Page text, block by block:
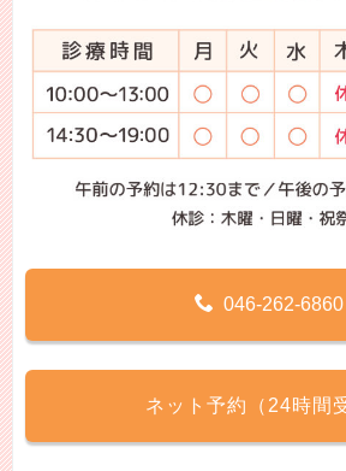
046-262-6860
ネット予約（24時間